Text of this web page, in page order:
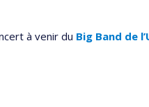
à venir du Big Band de